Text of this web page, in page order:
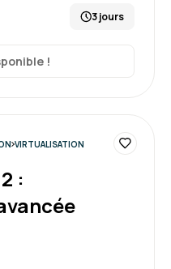
affable
qui permet de
3 jours
!
VIRTUALISATION
: